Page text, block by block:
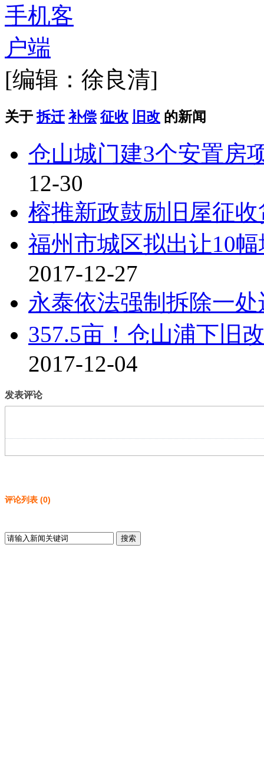
[编辑：徐良清]
关于 拆迁 补偿 征收 旧改 的新闻
仓山城门建3个安置房
12-30
榕推新政鼓励旧屋征
福州市城区拟出让10
2017-12-27
永泰依法强制拆除一处
357.5亩！仓山浦下旧
2017-12-04
发表评论
评论列表 (0)